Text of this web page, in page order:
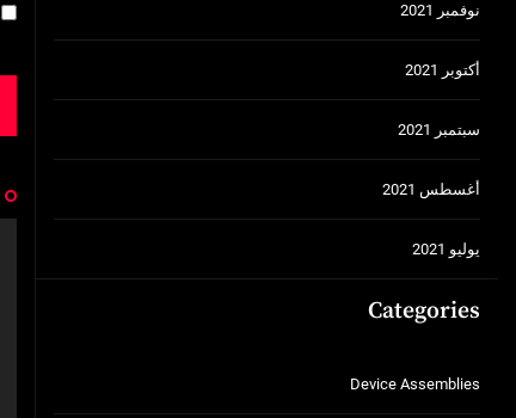
نوفمبر 2021
أكتوبر 2021
سبتمبر 2021
أغسطس 2021
يوليو 2021
Categories
Device Assemblies